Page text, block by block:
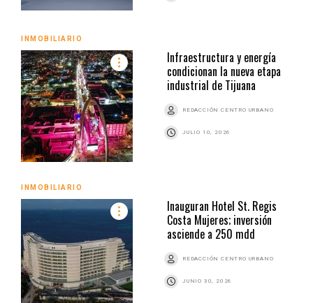
INMOBILIARIO
Infraestructura y energía
condicionan la nueva etapa
industrial de Tijuana
REDACCIÓN CENTRO URBANO
JULIO 10, 2026
INMOBILIARIO
Inauguran Hotel St. Regis
Costa Mujeres; inversión
asciende a 250 mdd
REDACCIÓN CENTRO URBANO
JUNIO 30, 2026